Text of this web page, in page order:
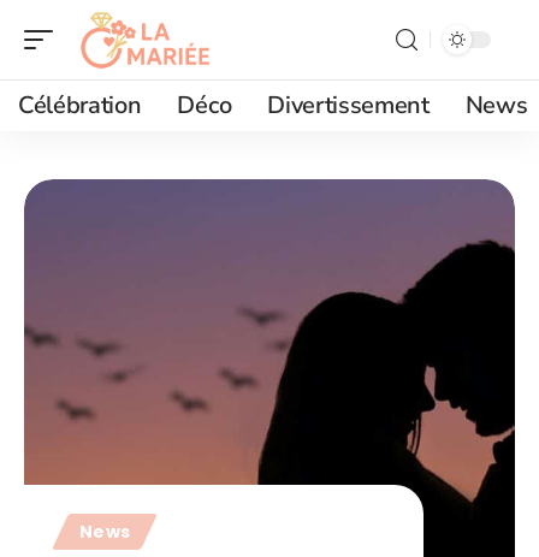
Célébration Déco Divertissement News
News